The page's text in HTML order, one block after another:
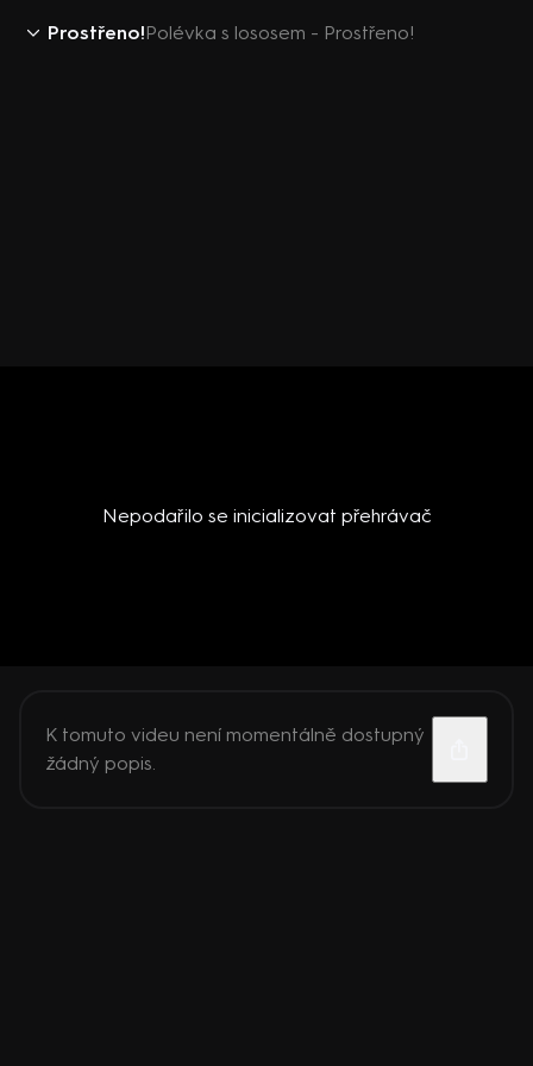
Prostřeno!Polévka s lososem - Prostřeno!
Nepodařilo se inicializovat přehrávač
K tomuto videu není momentálně dostupný
žádný popis.